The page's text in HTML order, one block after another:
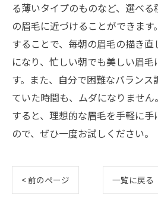
る薄いタイプのものなど、選べ
の眉毛に近づけることができま
することで、毎朝の眉毛の描き直
になり、忙しい朝でも美しい眉
す。また、自分で困難なバランス
ていた時間も、ムダになりませ
すると、理想的な眉毛を手軽に
ので、ぜひ一度お試しください。
< 前のページ 一覧に戻る